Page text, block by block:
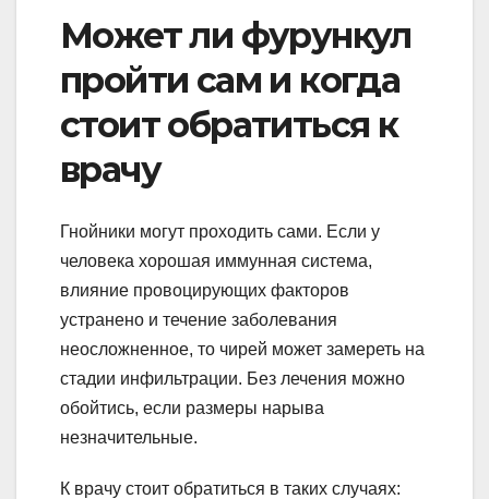
Может ли фурункул
пройти сам и когда
стоит обратиться к
врачу
Гнойники могут проходить сами. Если у
человека хорошая иммунная система,
влияние провоцирующих факторов
устранено и течение заболевания
неосложненное, то чирей может замереть на
стадии инфильтрации. Без лечения можно
обойтись, если размеры нарыва
незначительные.
К врачу стоит обратиться в таких случаях: